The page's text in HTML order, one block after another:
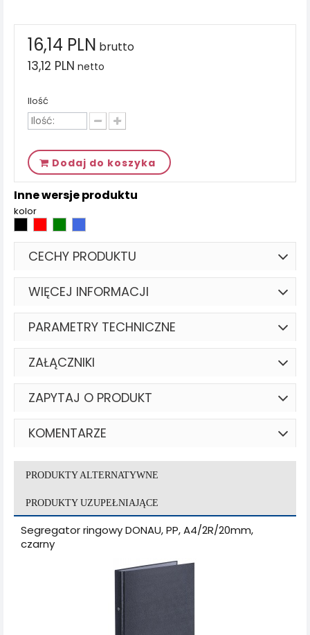
16,14 PLN brutto
13,12 PLN netto
Ilość
Dodaj do koszyka
Inne wersje produktu
kolor
CECHY PRODUKTU
WIĘCEJ INFORMACJI
PARAMETRY TECHNICZNE
ZAŁĄCZNIKI
ZAPYTAJ O PRODUKT
KOMENTARZE
PRODUKTY ALTERNATYWNE
PRODUKTY UZUPEŁNIAJĄCE
Segregator ringowy DONAU, PP, A4/2R/20mm,
czarny